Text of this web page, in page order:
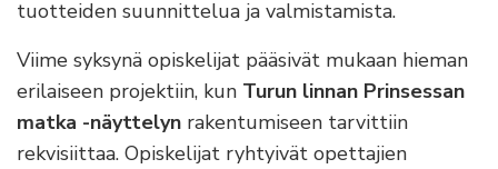
tuotteiden suunnittelua ja valmistamista.
Viime syksynä opiskelijat pääsivät mukaan hieman
erilaiseen projektiin, kun Turun linnan Prinsessan
matka -näyttelyn rakentumiseen tarvittiin
rekvisiittaa. Opiskelijat ryhtyivät opettajien